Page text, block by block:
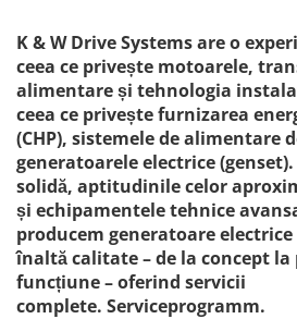
K & W Drive Systems are o
ceea ce privește motoarele,
alimentare și tehnologia
ceea ce privește furnizarea
(CHP), sistemele de alimentare
generatoarele electrice
solidă, aptitudinile celor
și echipamentele tehnice
producem generatoare
înaltă calitate – de la concept la
funcțiune – oferind servicii
complete. Serviceprogramm.